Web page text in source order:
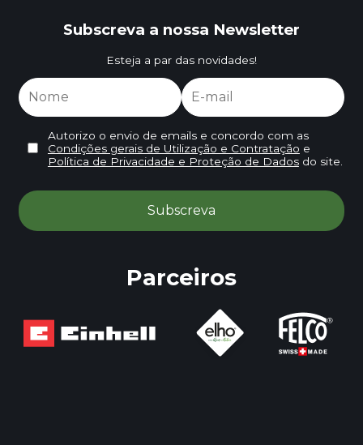
Subscreva a nossa Newsletter
Esteja a par das novidades!
Autorizo o envio de emails e concordo com as
Condições gerais de Utilização e Contratação e
Política de Privacidade e Proteção de Dadosdo site.
Parceiros